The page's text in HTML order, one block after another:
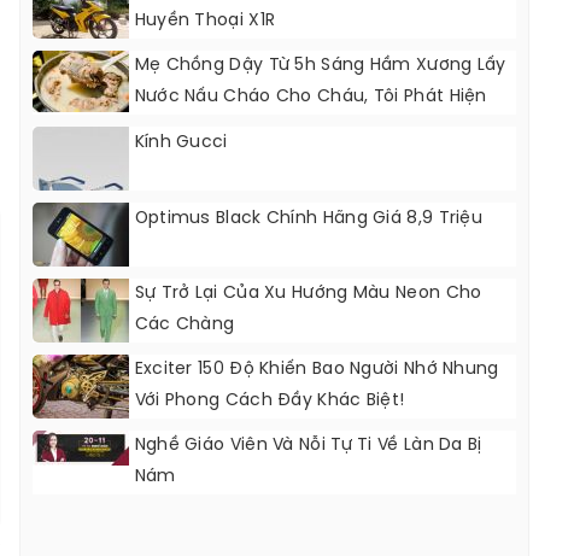
Huyền Thoại X1R
Mẹ Chồng Dậy Từ 5h Sáng Hầm Xương Lấy
Nước Nấu Cháo Cho Cháu, Tôi Phát Hiện
Nên Đổ Ngay Vào Xô Rác Trước Mặt Bà
Kính Gucci
Optimus Black Chính Hãng Giá 8,9 Triệu
Sự Trở Lại Của Xu Hướng Màu Neon Cho
Các Chàng
Exciter 150 Độ Khiến Bao Người Nhớ Nhung
Với Phong Cách Đầy Khác Biệt!
Nghề Giáo Viên Và Nỗi Tự Ti Về Làn Da Bị
Nám